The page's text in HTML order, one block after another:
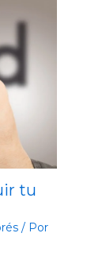
tu
/ Por